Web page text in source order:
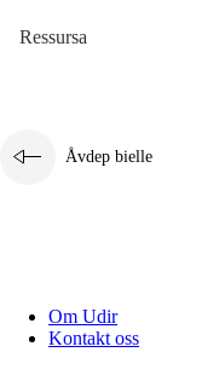
Ressursa
Åvdep bielle
Om Udir
Kontakt oss